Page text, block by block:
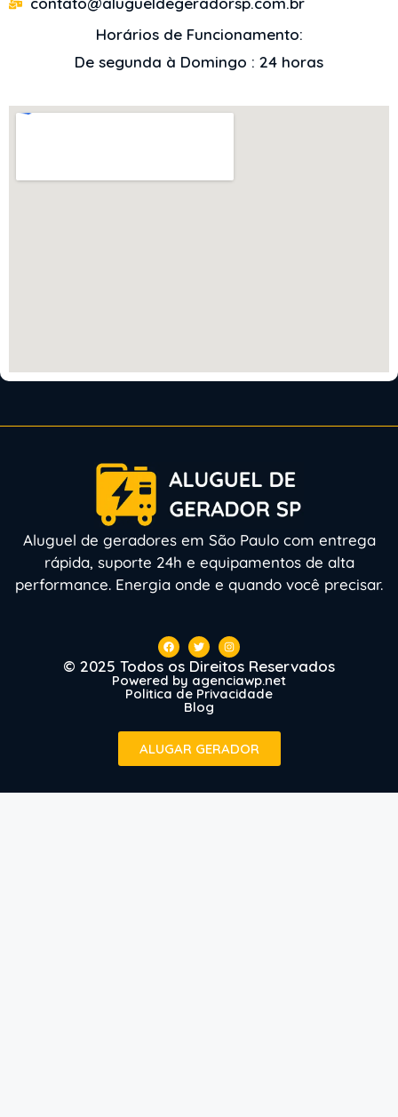
Horários de Funcionamento:
De segunda à Domingo : 24 horas
Aluguel de geradores em São Paulo com entrega
rápida, suporte 24h e equipamentos de alta
performance. Energia onde e quando você precisar.
© 2025 Todos os Direitos Reservados
Powered by agenciawp.net
Politica de Privacidade
Blog
ALUGAR GERADOR